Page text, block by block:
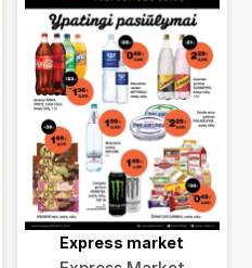
Express market